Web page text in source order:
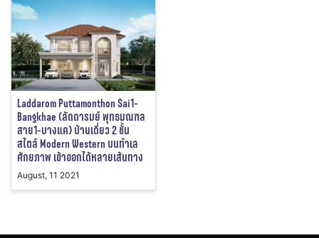
Laddarom Puttamonthon Sai1-
Bangkhae (ลัดดารมย์ พุทธมณฑล
สาย1-บางแค) บ้านเดี่ยว 2 ชั้น
สไตล์ Modern Western บนทำเล
ศักยภาพ เข้าออกได้หลายเส้นทาง
August, 11 2021